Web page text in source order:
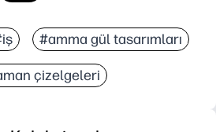
#amma gül tasarımları
çizelgeleri